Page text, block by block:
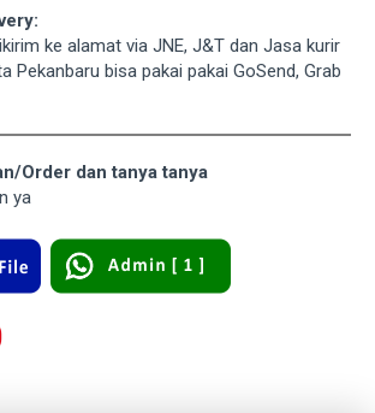
ke alamat via JNE, J&T dan Jasa kurir
Pekanbaru bisa pakai pakai GoSend, Grab
Order dan tanya tanya
ya